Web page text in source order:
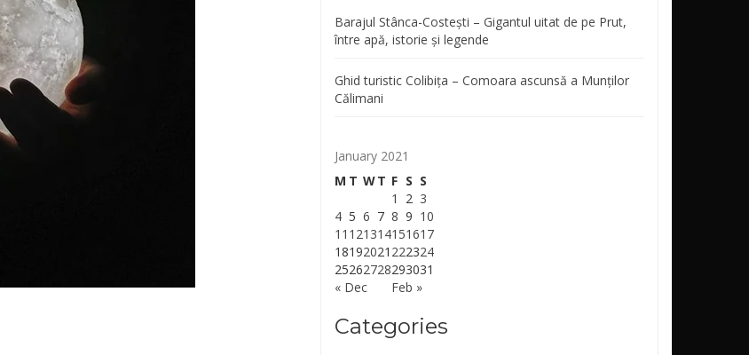
Barajul Stânca-Costești – Gigantul uitat de pe Prut,
între apă, istorie și legende
Ghid turistic Colibița – Comoara ascunsă a Munților
Călimani
January 2021
M T WT F S S
« Dec Feb »
1 2 3
4 5 6 7 8 9 10
11 121314151617
18192021 222324
25262728293031
Categories